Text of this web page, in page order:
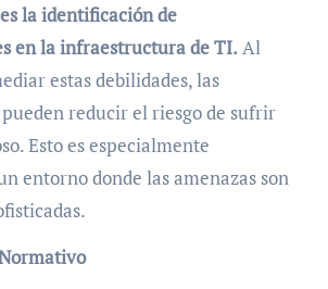
la identificación de
en la infraestructura de TI. Al
estas debilidades, las
reducir el riesgo de sufrir
Esto es especialmente
entorno donde las amenazas son